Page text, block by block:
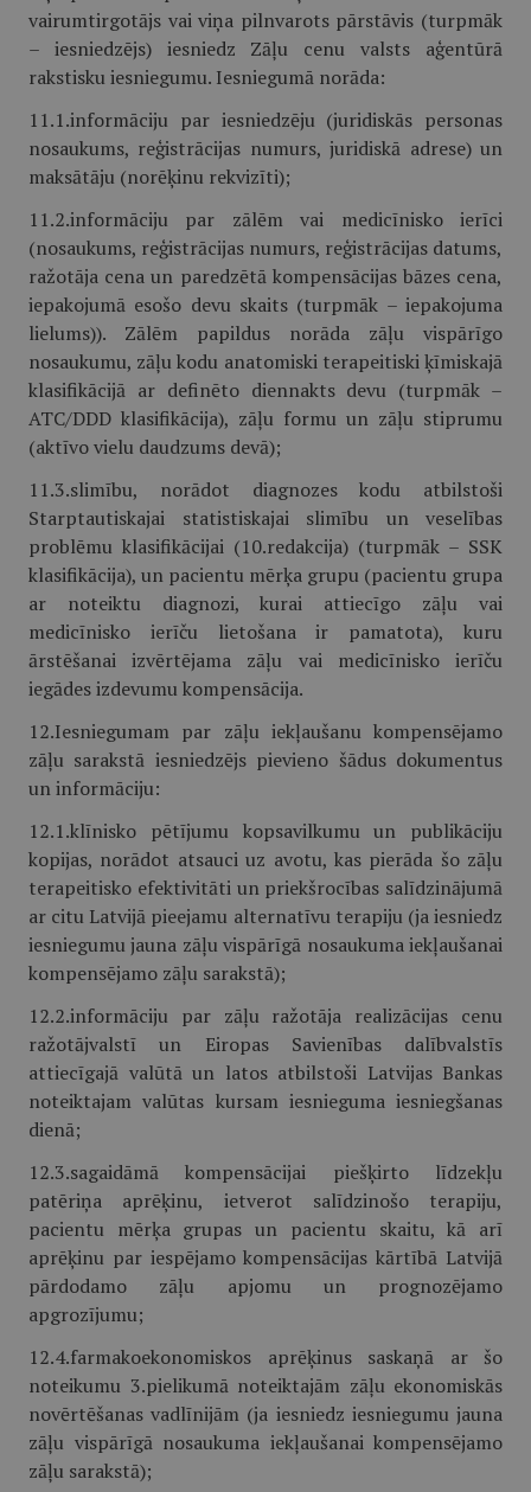
vairumtirgotājs vai viņa pilnvarots pārstāvis (turpmāk
– iesniedzējs) iesniedz Zāļu cenu valsts aģentūrā
rakstisku iesniegumu. Iesniegumā norāda:
11.1.informāciju par iesniedzēju (juridiskās personas
nosaukums, reģistrācijas numurs, juridiskā adrese) un
maksātāju (norēķinu rekvizīti);
11.2.informāciju par zālēm vai medicīnisko ierīci
(nosaukums, reģistrācijas numurs, reģistrācijas datums,
ražotāja cena un paredzētā kompensācijas bāzes cena,
iepakojumā esošo devu skaits (turpmāk – iepakojuma
lielums)). Zālēm papildus norāda zāļu vispārīgo
nosaukumu, zāļu kodu anatomiski terapeitiski ķīmiskajā
klasifikācijā ar definēto diennakts devu (turpmāk –
ATC/DDD klasifikācija), zāļu formu un zāļu stiprumu
(aktīvo vielu daudzums devā);
11.3.slimību, norādot diagnozes kodu atbilstoši
Starptautiskajai statistiskajai slimību un veselības
problēmu klasifikācijai (10.redakcija) (turpmāk – SSK
klasifikācija), un pacientu mērķa grupu (pacientu grupa
ar noteiktu diagnozi, kurai attiecīgo zāļu vai
medicīnisko ierīču lietošana ir pamatota), kuru
ārstēšanai izvērtējama zāļu vai medicīnisko ierīču
iegādes izdevumu kompensācija.
12.Iesniegumam par zāļu iekļaušanu kompensējamo
zāļu sarakstā iesniedzējs pievieno šādus dokumentus
un informāciju:
12.1.klīnisko pētījumu kopsavilkumu un publikāciju
kopijas, norādot atsauci uz avotu, kas pierāda šo zāļu
terapeitisko efektivitāti un priekšrocības salīdzinājumā
ar citu Latvijā pieejamu alternatīvu terapiju (ja iesniedz
iesniegumu jauna zāļu vispārīgā nosaukuma iekļaušanai
kompensējamo zāļu sarakstā);
12.2.informāciju par zāļu ražotāja realizācijas cenu
ražotājvalstī un Eiropas Savienības dalībvalstīs
attiecīgajā valūtā un latos atbilstoši Latvijas Bankas
noteiktajam valūtas kursam iesnieguma iesniegšanas
dienā;
12.3.sagaidāmā kompensācijai piešķirto līdzekļu
patēriņa aprēķinu, ietverot salīdzinošo terapiju,
pacientu mērķa grupas un pacientu skaitu, kā arī
aprēķinu par iespējamo kompensācijas kārtībā Latvijā
pārdodamo zāļu apjomu un prognozējamo
apgrozījumu;
12.4.farmakoekonomiskos aprēķinus saskaņā ar šo
noteikumu 3.pielikumā noteiktajām zāļu ekonomiskās
novērtēšanas vadlīnijām (ja iesniedz iesniegumu jauna
zāļu vispārīgā nosaukuma iekļaušanai kompensējamo
zāļu sarakstā);